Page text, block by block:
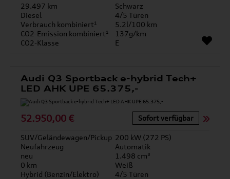
29.497 km
Schwarz
Diesel
4/5 Türen
Verbrauch kombiniert¹
5.2l/100 km
CO2-Emission kombiniert¹
137g/km
CO2-Klasse
E
Audi Q3 Sportback e-hybrid Tech+
LED AHK UPE 65.375,-
52.950,00 € Sofort verfügbar
SUV/Geländewagen/Pickup 200 kW (272 PS)
Neufahrzeug
Automatik
neu
1.498 cm³
0 km
Weiß
Hybrid (Benzin/Elektro)
4/5 Türen